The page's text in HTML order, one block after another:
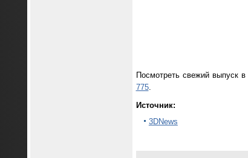
Посмотреть свежий выпуск в
775.
Источник:
3DNews